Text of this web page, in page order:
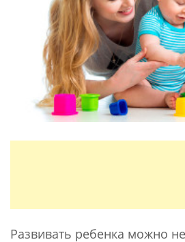
Развивать ребенка можно